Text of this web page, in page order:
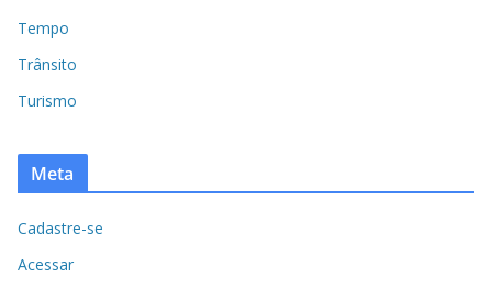
Tempo
Trânsito
Turismo
Meta
Cadastre-se
Acessar